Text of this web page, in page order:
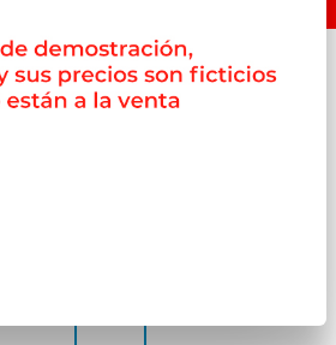
2memorias Valueram